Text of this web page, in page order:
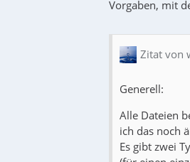
Vorgaben, mit
Zitat von
Generell:
Alle Dateien
ich das noch
Es gibt zwei